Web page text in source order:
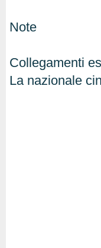
Note
Collegamenti
La nazionale